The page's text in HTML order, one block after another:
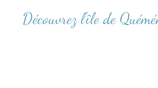
Découvrez l'île de